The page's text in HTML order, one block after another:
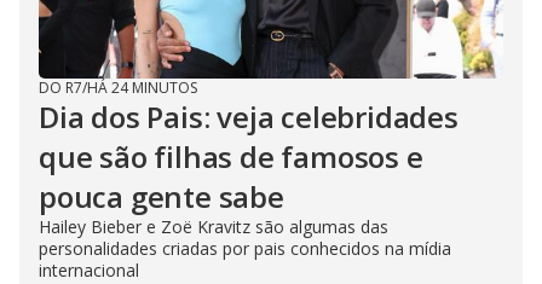
o
DO R7/HÁ 24 MINUTOS
Dia dos Pais: veja celebridades
que são filhas de famosos e
pouca gente sabe
Hailey Bieber e Zoë Kravitz são algumas das
personalidades criadas por pais conhecidos na mídia
internacional